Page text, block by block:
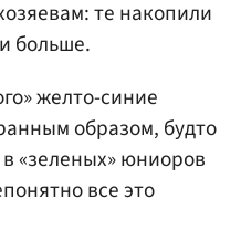
те накопили
больше.
желто-синие
образом, будто
«зеленых» юниоров
все это